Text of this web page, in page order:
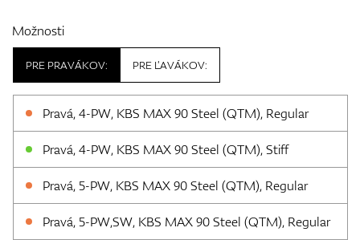
Darčekové poukážky
Možnosti
PRE PRAVÁKOV:
Pravá, 4-PW, KBS MAX 90 Steel (QTM), Regular
Pravá, 4-PW, KBS MAX 90 Steel (QTM), Stiff
Pravá, 5-PW, KBS MAX 90 Steel (QTM), Regular
Pravá, 5-PW,SW, KBS MAX 90 Steel (QTM), Regular
PRE ĽAVÁKOV: